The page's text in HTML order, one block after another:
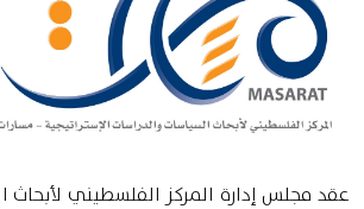
عقد مجلس إدارة المركز الفلسطيني لأبحاث